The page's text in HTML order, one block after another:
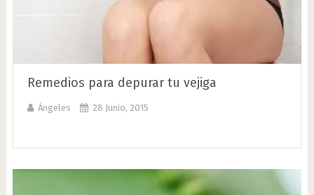
Remedios para depurar tu vejiga
Ángeles 28 Junio, 2015